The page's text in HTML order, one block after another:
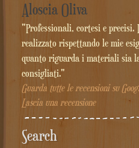
Aloscia Oliva
"Professionali, cortesi e precisi.
realizzato rispettando le mie
quanto riguarda i materiali sia
consigliati."
Guarda tutte le recensioni su
Lascia una recensione
Search